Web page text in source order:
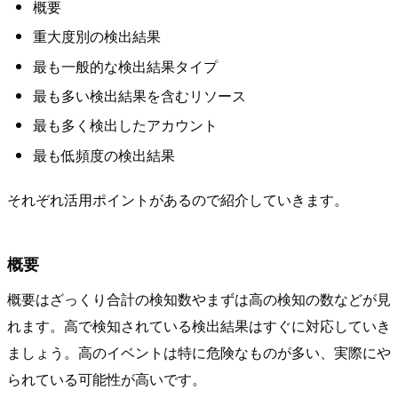
概要
重大度別の検出結果
最も一般的な検出結果タイプ
最も多い検出結果を含むリソース
最も多く検出したアカウント
最も低頻度の検出結果
それぞれ活用ポイントがあるので紹介していきます。
概要
概要はざっくり合計の検知数やまずは高の検知の数などが見
れます。高で検知されている検出結果はすぐに対応していき
ましょう。高のイベントは特に危険なものが多い、実際にや
られている可能性が高いです。